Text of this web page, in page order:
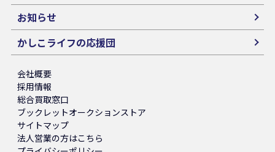
お知らせ
かしこライフの応援団
会社概要
採用情報
総合買取窓口
ブックレットオークションストア
サイトマップ
法人営業の方はこちら